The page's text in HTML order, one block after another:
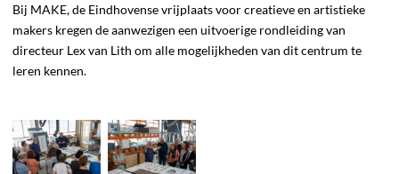
Bij MAKE, de Eindhovense vrijplaats voor creatieve en artistieke
makers kregen de aanwezigen een uitvoerige rondleiding van
directeur Lex van Lith om alle mogelijkheden van dit centrum te
leren kennen.